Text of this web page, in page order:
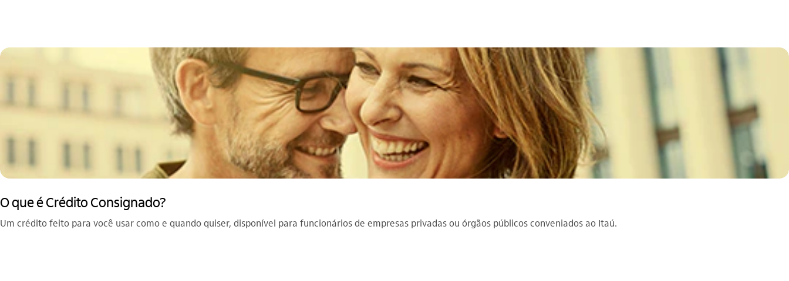
O que é Crédito Consignado?
Um crédito feito para você usar como e quando quiser, disponível para funcionários de empresas privadas ou órgãos públicos conveniados ao Itaú.